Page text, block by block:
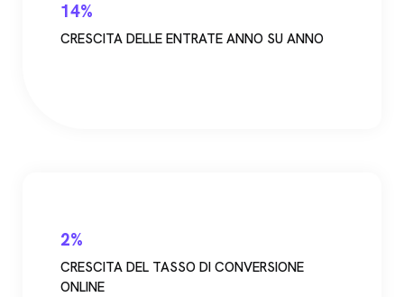
14%
CRESCITA DELLE ENTRATE ANNO SU ANNO
2%
CRESCITA DEL TASSO DI CONVERSIONE
ONLINE